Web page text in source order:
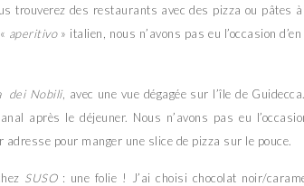
trouverez des restaurants avec des pizza ou pâtes
aperitivo» italien, nous n’avons pas eu l’occasion
dei Nobili, avec une vue dégagée sur l’île de
après le déjeuner. Nous n’avons pas eu
pour manger une slice de pizza sur le pouce.
SUSO: une folie ! J’ai choisi chocolat noir/